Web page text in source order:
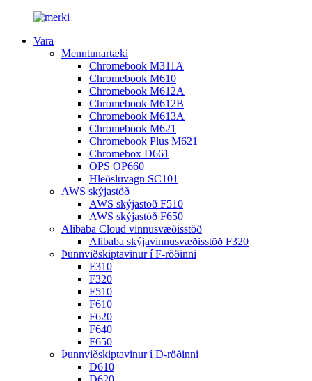
Vara
Menntunartæki
Chromebook M311A
Chromebook M610
Chromebook M612A
Chromebook M612B
Chromebook M613A
Chromebook M621
Chromebook Plus M621
Chromebox D661
OPS OP660
Hleðsluvagn SC101
AWS skýjastöð
AWS skýjastöð F510
AWS skýjastöð F650
Alibaba Cloud vinnusvæðisstöð
Alibaba skýjavinnusvæðisstöð F320
Þunnviðskiptavinur í F-röðinni
F310
F320
F510
F610
F620
F640
F650
Þunnviðskiptavinur í D-röðinni
D610